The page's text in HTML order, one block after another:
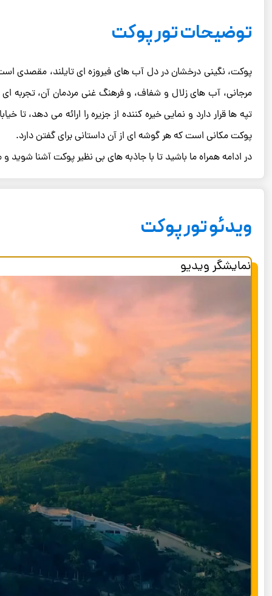
توضیحات تور پوکت
پوکت، نگینی درخشان در دل آب ‌های فیروزه‌ ای تایلند، مقصدی
مرجانی، آب‌ های زلال و شفاف، و فرهنگ غنی مردمان آن، تجربه ‌ای
تپه‌ ها قرار دارد و نمایی خیره‌ کننده از جزیره را ارائه می‌
پوکت مکانی است که هر گوشه ‌ای از آن داستانی برای گفتن دارد.
در ادامه همراه ما باشید تا با جاذبه ‌های بی ‌نظیر پوکت آشنا
ویدئو تور پوکت
نمایشگر ویدیو